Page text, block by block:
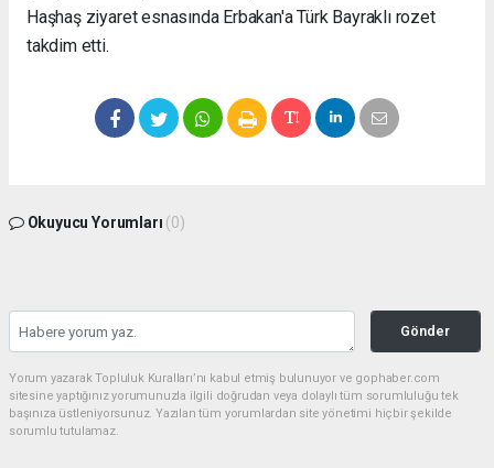
Haşhaş ziyaret esnasında Erbakan'a Türk Bayraklı rozet
takdim etti.
Okuyucu Yorumları (0)
Gönder
Yorum yazarak Topluluk Kuralları’nı kabul etmiş bulunuyor ve gophaber.com
sitesine yaptığınız yorumunuzla ilgili doğrudan veya dolaylı tüm sorumluluğu tek
başınıza üstleniyorsunuz. Yazılan tüm yorumlardan site yönetimi hiçbir şekilde
sorumlu tutulamaz.